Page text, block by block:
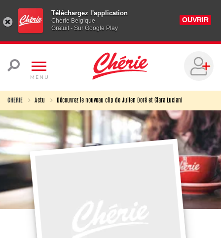
Téléchargez l'application
Chérie Belgique
Gratuit - Sur Google Play
OUVRIR
MENU
CHERIE Actu Découvrez le nouveau clip de Julien Doré et Clara Luciani